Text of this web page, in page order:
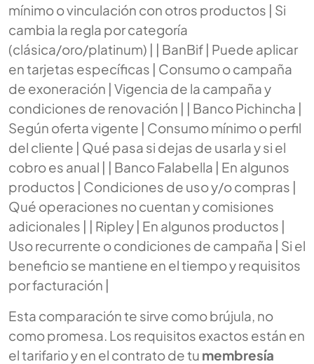
mínimo o vinculación con otros productos | Si
cambia la regla por categoría
(clásica/oro/platinum) | | BanBif | Puede aplicar
en tarjetas específicas | Consumo o campaña
de exoneración | Vigencia de la campaña y
condiciones de renovación | | Banco Pichincha |
Según oferta vigente | Consumo mínimo o perfil
del cliente | Qué pasa si dejas de usarla y si el
cobro es anual | | Banco Falabella | En algunos
productos | Condiciones de uso y/o compras |
Qué operaciones no cuentan y comisiones
adicionales | | Ripley | En algunos productos |
Uso recurrente o condiciones de campaña | Si el
beneficio se mantiene en el tiempo y requisitos
por facturación |
Esta comparación te sirve como brújula, no
como promesa. Los requisitos exactos están en
el tarifario y en el contrato de tu membresía